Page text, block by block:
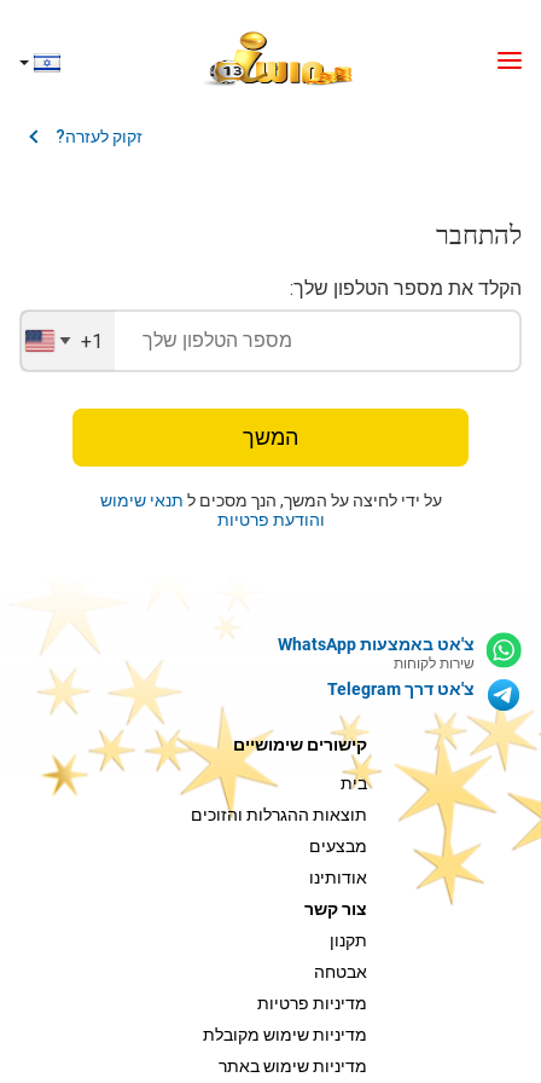
להתחבר
זקוק לעזרה?
הקלד את מספר הטלפון שלך:
United
States
+1
המשך
על ידי לחיצה על המשך, הנך מסכים ל תנאי שימוש
והודעת פרטיות
צ'אט באמצעות WhatsApp
שירות לקוחות
צ'אט דרך Telegram
קישורים שימושיים
בית
תוצאות ההגרלות והזוכים
מבצעים
אודותינו
צור קשר
תקנון
אבטחה
מדיניות פרטיות
מדיניות שימוש מקובלת
מדיניות שימוש באתר